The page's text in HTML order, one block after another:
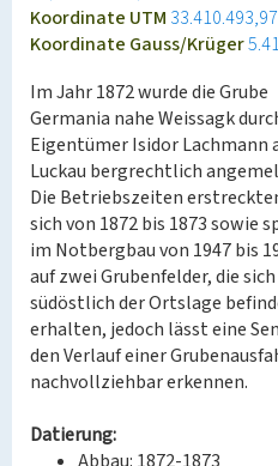
Koordinate UTM
Koordinate Gauss/Krüger
Im Jahr 1872 wurde die Grube
Germania nahe Weissagk
Eigentümer Isidor Lachmann
Luckau bergrechtlich
Die Betriebszeiten
sich von 1872 bis 1873 sowie
im Notbergbau von 1947 bis
auf zwei Grubenfelder, die sich
südöstlich der Ortslage
erhalten, jedoch lässt eine
den Verlauf einer
nachvollziehbar erkennen.
Datierung: